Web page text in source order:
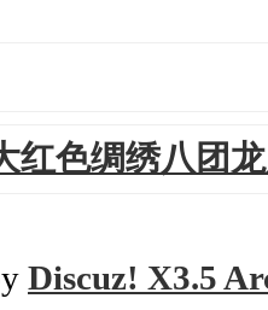
红色绸绣八团
Discuz! X3.5